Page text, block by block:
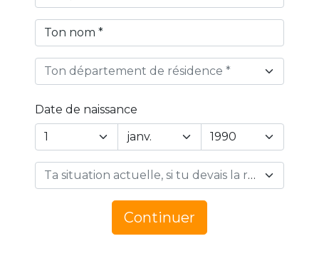
Ton département de résidence *
Date de naissance
Year
Day
Ta situation actuelle, si tu devais la résumer en 1 mot… *
Continuer